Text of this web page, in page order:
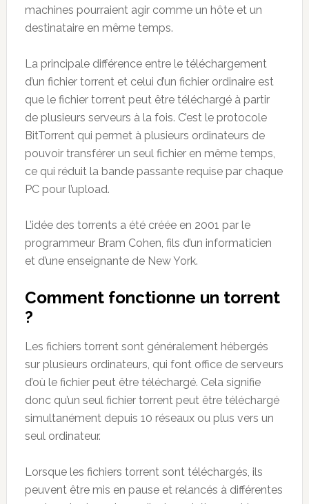
machines pourraient agir comme un hôte et un
destinataire en même temps.
La principale différence entre le téléchargement
d’un fichier torrent et celui d’un fichier ordinaire est
que le fichier torrent peut être téléchargé à partir
de plusieurs serveurs à la fois. C’est le protocole
BitTorrent qui permet à plusieurs ordinateurs de
pouvoir transférer un seul fichier en même temps,
ce qui réduit la bande passante requise par chaque
PC pour l’upload.
L’idée des torrents a été créée en 2001 par le
programmeur Bram Cohen, fils d’un informaticien
et d’une enseignante de New York.
Comment fonctionne un torrent
?
Les fichiers torrent sont généralement hébergés
sur plusieurs ordinateurs, qui font office de serveurs
d’où le fichier peut être téléchargé. Cela signifie
donc qu’un seul fichier torrent peut être téléchargé
simultanément depuis 10 réseaux ou plus vers un
seul ordinateur.
Lorsque les fichiers torrent sont téléchargés, ils
peuvent être mis en pause et relancés à différentes